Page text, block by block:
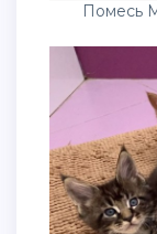
Помесь